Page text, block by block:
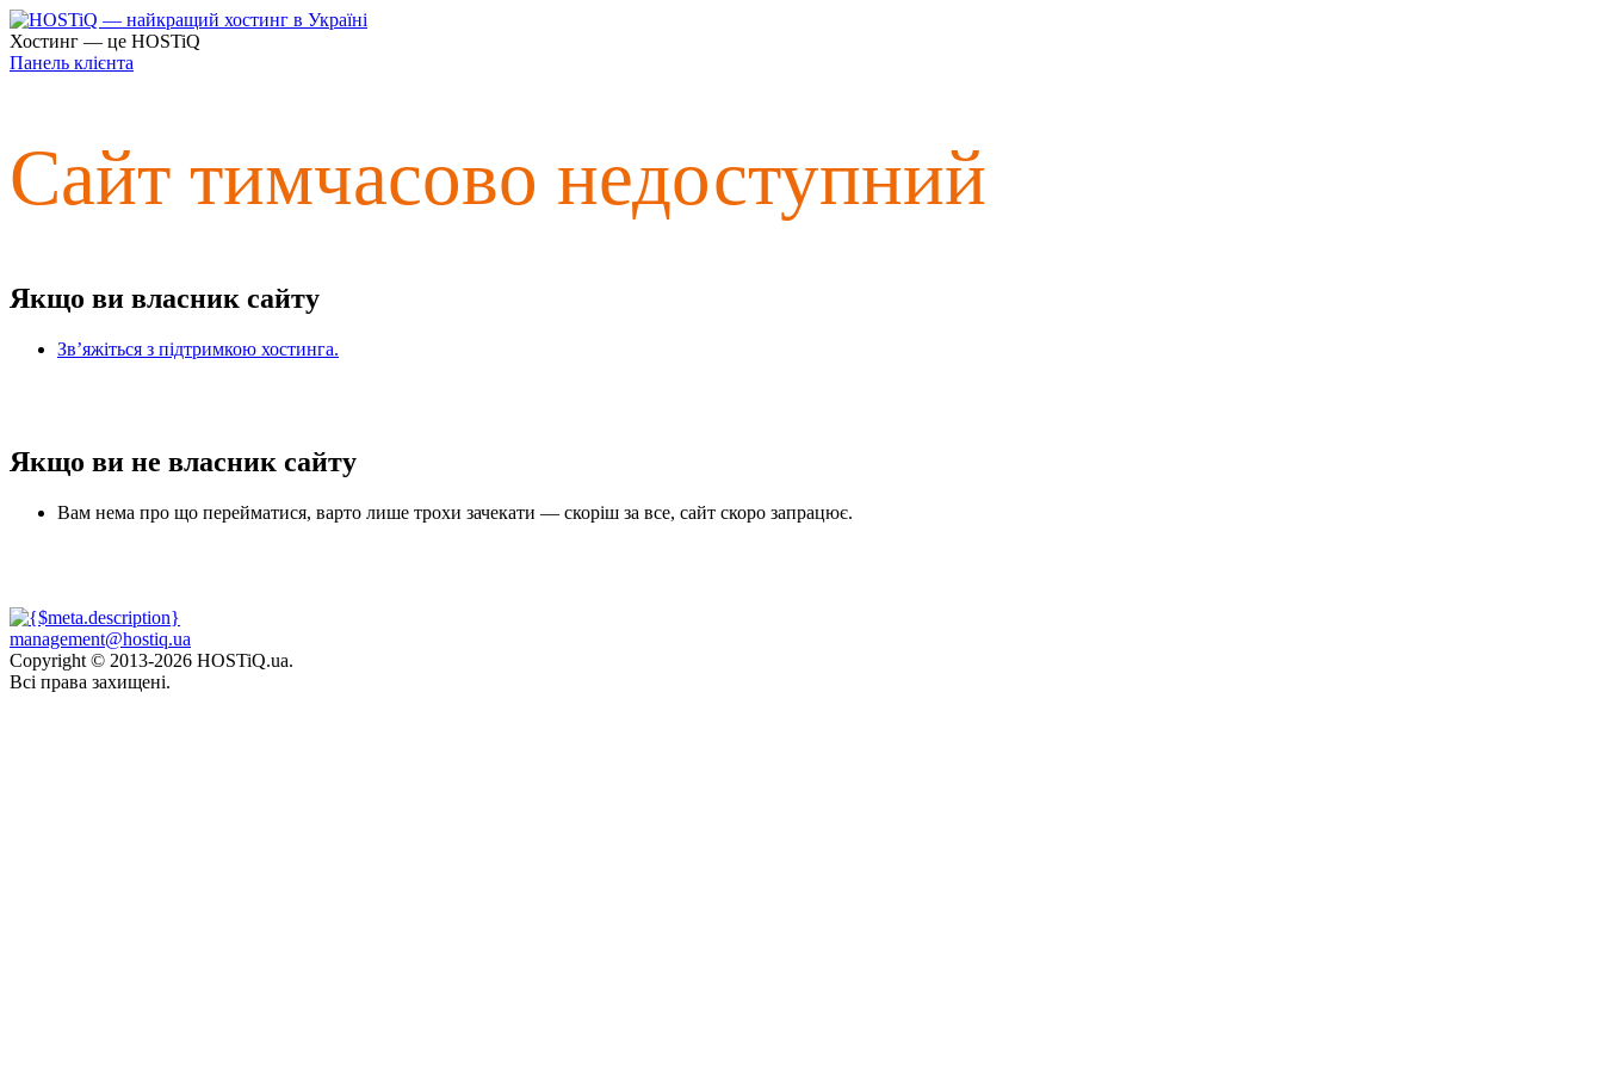
Хостинг — це HOSTiQ
Панель клієнта
Сайт тимчасово недоступний
Якщо ви власник сайту
Зв’яжіться з підтримкою хостинга.
Якщо ви не власник сайту
Вам нема про що перейматися, варто лише трохи зачекати — скоріш за все, сайт скоро запрацює.
management@hostiq.ua
Copyright © 2013-2026 HOSTiQ.ua.
Всі права захищені.